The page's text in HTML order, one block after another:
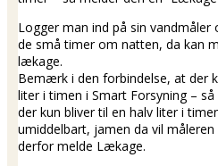
Logger man ind på sin
de små timer om natten, da kan
lækage.
Bemærk i den forbindelse, at der
liter i timen i Smart Forsyning –
der kun bliver til en halv liter i
umiddelbart, jamen da vil
derfor melde Lækage.